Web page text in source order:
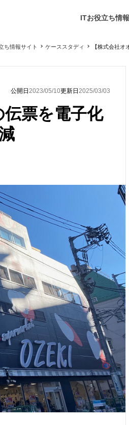
ITお役立ち情
ち情報サイト ケーススタディ 【株式会社
公開日 2023/05/10更新日 2025/03/03
票を電子化